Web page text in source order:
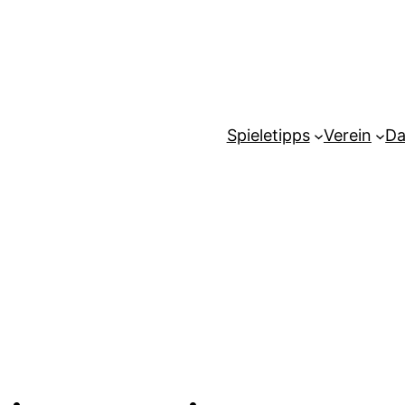
Spieletipps Verein